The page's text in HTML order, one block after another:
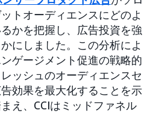
トオーディエンスにどのよ
かを把握し、広告投資を強
にしました。この分析によ
ゲージメント促進の戦略的
ッシュのオーディエンスセ
効果を最大化することを示
え、CCIはミッドファネル